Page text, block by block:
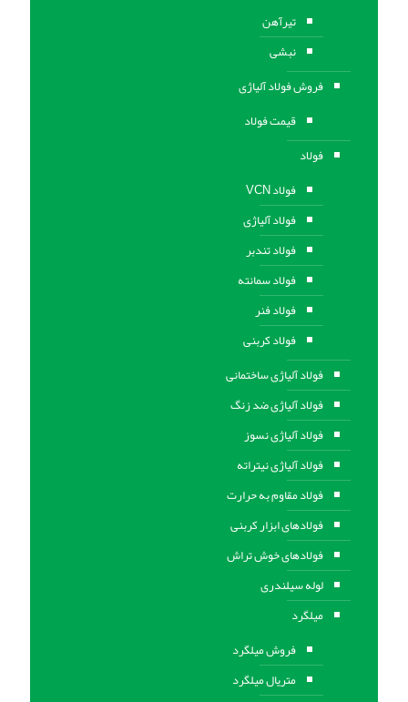
تیرآهن
نبشی
فروش فولاد آلیاژی
قیمت فولاد
فولاد
فولاد VCN
فولاد آلیاژی
فولاد تندبر
فولاد سمانته
فولاد فنر
فولاد کربنی
فولاد آلیاژی ساختمانی
فولاد آلیاژی ضد زنگ
فولاد آلیاژی نسوز
فولاد آلیاژی نیتراته
فولاد مقاوم به حرارت
فولادهای ابزار کربنی
فولادهای خوش تراش
لوله سیلندری
میلگرد
فروش میلگرد
متریال میلگرد